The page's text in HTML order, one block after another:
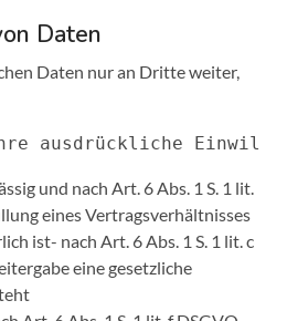
Daten
Daten nur an Dritte weiter,
ausdrückliche
und nach Art. 6 Abs. 1 S. 1 lit.
eines Vertragsverhältnisses
ist- nach Art. 6 Abs. 1 S. 1 lit. c
eine gesetzliche